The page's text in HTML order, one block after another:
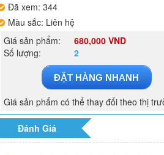
Đã xem: 344
Màu sắc: Liên hệ
Giá sản phẩm:
680,000 VND
Số lượng:
2
ĐẶT HÀNG NHANH
Giá sản phẩm có thể thay đổi theo thị
Đánh Giá